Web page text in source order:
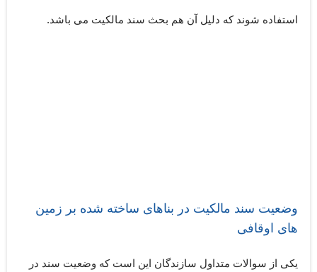
استفاده شوند که دلیل آن هم بحث سند مالکیت می باشد.
وضعیت سند مالکیت در بناهای ساخته شده بر زمین
های اوقافی
یکی از سوالات متداول سازندگان این است که وضعیت سند در